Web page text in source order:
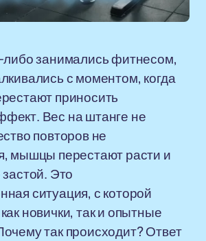
либо занимались фитнесом,
с моментом, когда
приносить
Вес на штанге не
повторов не
мышцы перестают расти и
Это
ситуация, с которой
новички, так и опытные
так происходит? Ответ